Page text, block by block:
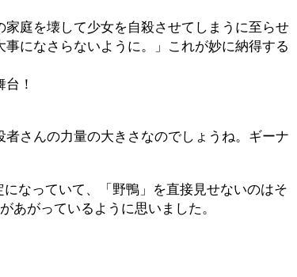
庭を壊して少女を自殺させてしまうに至らせ
になさらないように。」これが妙に納得する
！
さんの力量の大きさなのでしょうね。ギーナ
なっていて、「野鴨」を直接見せないのはそ
あがっているように思いました。